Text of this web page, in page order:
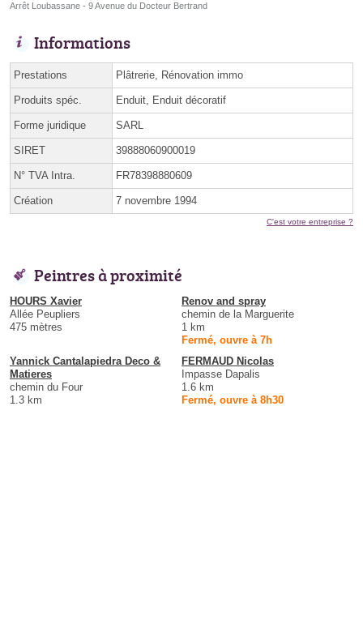
Arrêt Loubassane - 9 Avenue du Docteur Bertrand
Informations
Prestations Plâtrerie, Rénovation immo
Produits spéc. Enduit, Enduit décoratif
Forme juridique SARL
SIRET 39888060900019
N° TVA Intra. FR78398880609
Création 7 novembre 1994
C'est votre entreprise ?
Peintres à proximité
HOURS Xavier
Allée Peupliers
475 mètres
Renov and spray
chemin de la Marguerite
1 km
Fermé, ouvre à 7h
Yannick Cantalapiedra Deco &
Matieres
chemin du Four
1.3 km
FERMAUD Nicolas
Impasse Dapalis
1.6 km
Fermé, ouvre à 8h30